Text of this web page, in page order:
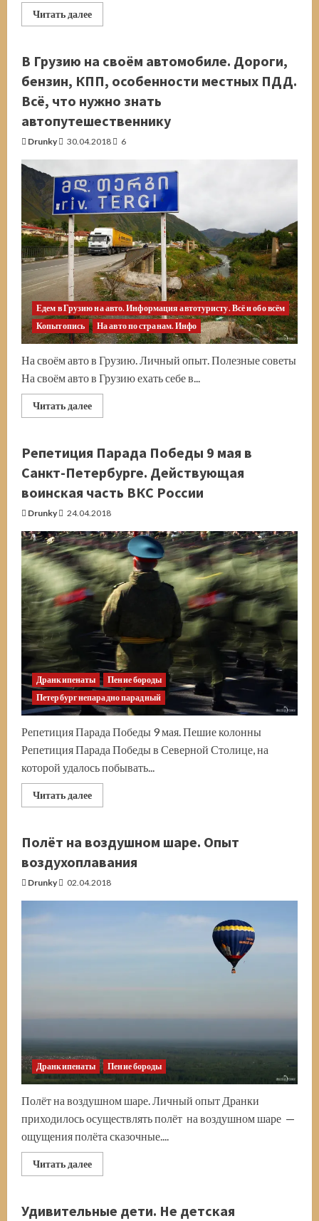
Читать далееПрочитать
больше
в
Калининградская
область
В Грузию на своём автомобиле. Дороги,
бензин, КПП, особенности местных ПДД.
Всё, что нужно знать
автопутешественнику
Drunky 30.04.2018 6
Едем в Грузию на авто. Информация автотуристу. Всё и обо всём
Копытопись
На авто по странам. Инфо
На своём авто в Грузию. Личный опыт. Полезные советы
На своём авто в Грузию ехать себе в...
Читать далееПрочитать
больше
на
своём
автомобиле.
Дороги,
бензин,
особенности
ПДД.
Всё,
что
нужно
знать
автопутешественнику
Репетиция Парада Победы 9 мая в
Санкт-Петербурге. Действующая
воинская часть ВКС России
Drunky 24.04.2018
Дранкипенаты
Пение бороды
Петербург непарадно парадный
Репетиция Парада Победы 9 мая. Пешие колонны
Репетиция Парада Победы в Северной Столице, на
которой удалось побывать...
Читать далееПрочитать
больше
Победы
мая
Санкт-
Действующая
Полёт на воздушном шаре. Опыт
воздухоплавания
Drunky 02.04.2018
Дранкипенаты Пение бороды
Полёт на воздушном шаре. Личный опыт Дранки
приходилось осуществлять полёт на воздушном шаре —
ощущения полёта сказочные....
Читать далееПрочитать
больше
воздушном
Удивительные дети. Не детская